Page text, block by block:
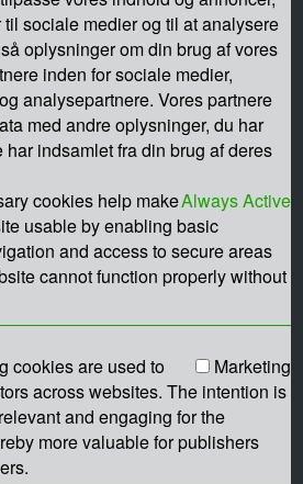
sociale medier og til at analysere
oplysninger om din brug af vores
inden for sociale medier,
analysepartnere. Vores partnere
med andre oplysninger, du har
indsamlet fra din brug af deres
Always Active
cookies help make
usable by enabling basic
and access to secure areas
cannot function properly without
Marketing
cookies are used to
across websites. The intention is
and engaging for the
more valuable for publishers